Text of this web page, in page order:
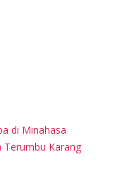
di Minahasa
Terumbu Karang